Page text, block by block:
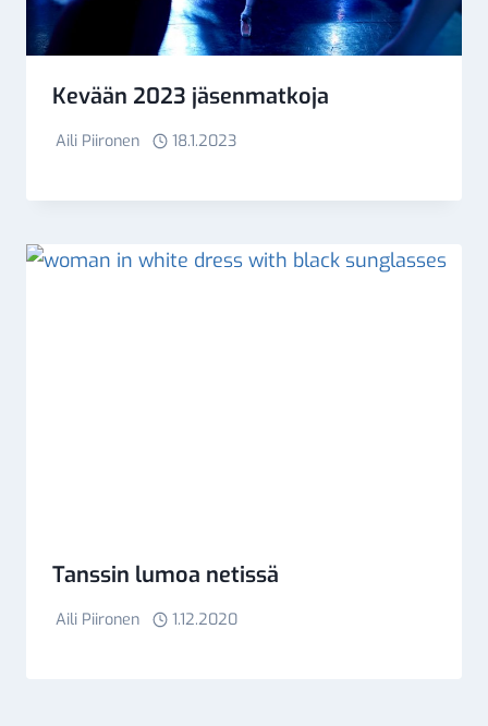
Kevään 2023 jäsenmatkoja
Aili Piironen 18.1.2023
Tanssin lumoa netissä
Aili Piironen 1.12.2020